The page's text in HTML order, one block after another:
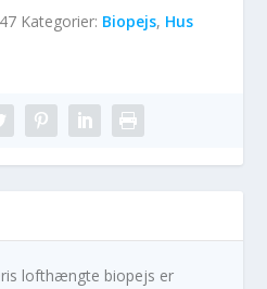
Kategorier: Biopejs, Hus
lofthængte biopejs er